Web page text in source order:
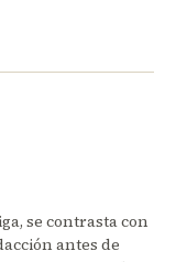
se contrasta con
antes de